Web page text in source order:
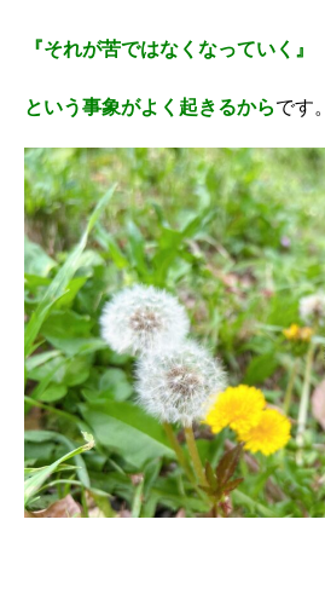
『それが苦ではなくなっていく』
という事象がよく起きるからです。